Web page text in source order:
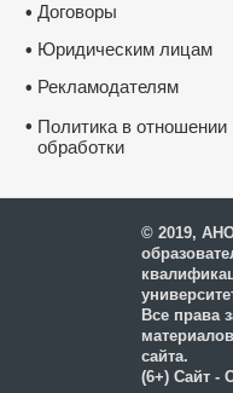
• Договоры
• Юридическим лицам
• Рекламодателям
• Политика в отношении
обработки
© 2019,
Все права
сайта.
(6+) Сайт -